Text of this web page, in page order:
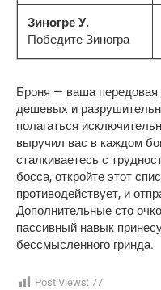
Зиногре У.
Победите Зиногра
Броня — ваша
дешевых и
полагаться
выручил вас в каждом
сталкиваетесь с
босса, откройте этот
противодействует, и
Дополнительные сто
пассивный навык
бессмысленного гринда.
Post Views: 77